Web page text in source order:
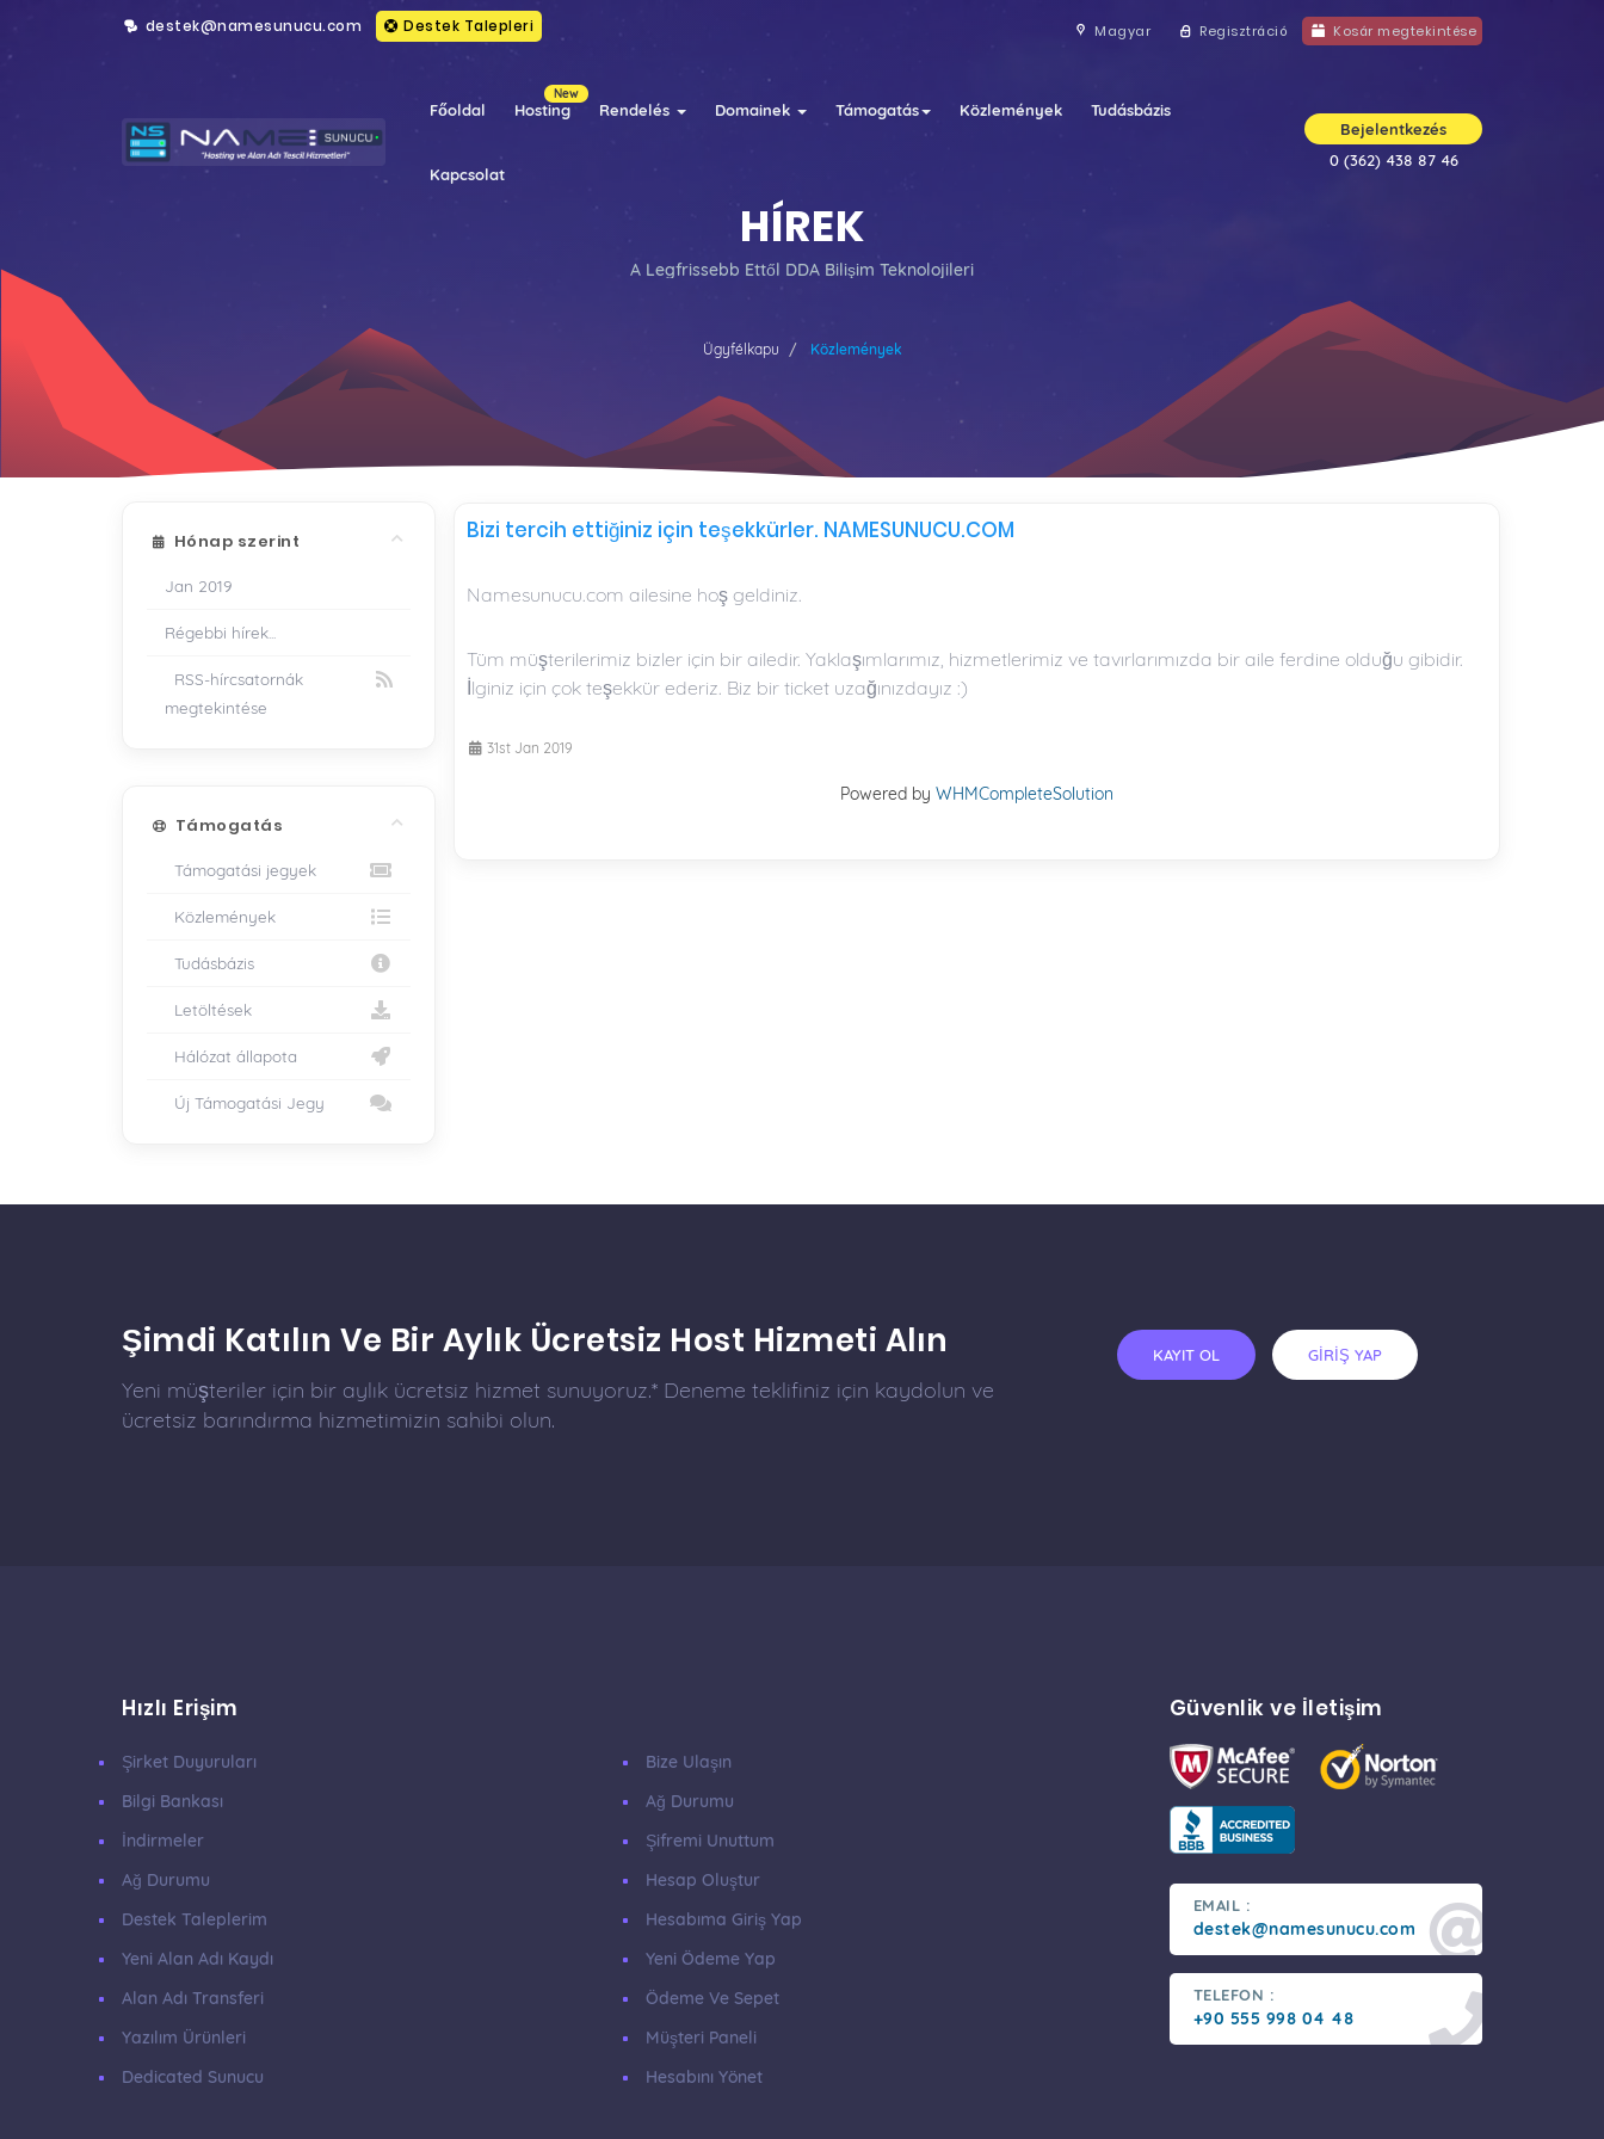
destek@namesunucu.com Destek Talepleri Magyar Regisztráció Kosár megtekintése
Főoldal Hosting
New
Rendelés Domainek Támogatás Közlemények Tudásbázis
Kapcsolat
Bejelentkezés
0 (362) 438 87 46
HÍREK
A Legfrissebb Ettől DDA Bilişim Teknolojileri
Ügyfélkapu Közlemények
Hónap szerint
Jan 2019
Régebbi hírek...
RSS-hírcsatornák
megtekintése
Bizi tercih ettiğiniz için teşekkürler. NAMESUNUCU.COM
Namesunucu.com ailesine hoş geldiniz.
Tüm müşterilerimiz bizler için bir ailedir. Yaklaşımlarımız, hizmetlerimiz ve tavırlarımızda bir aile ferdine olduğu gibidir.
İlginiz için çok teşekkür ederiz. Biz bir ticket uzağınızdayız :)
31st Jan 2019
Powered by WHMCompleteSolution
Támogatás
Támogatási jegyek
Közlemények
Tudásbázis
Letöltések
Hálózat állapota
Új Támogatási Jegy
Şimdi Katılın Ve Bir Aylık Ücretsiz Host Hizmeti Alın
Yeni müşteriler için bir aylık ücretsiz hizmet sunuyoruz.* Deneme teklifiniz için kaydolun ve
ücretsiz barındırma hizmetimizin sahibi olun.
KAYIT OL GİRİŞ YAP
Hızlı Erişim
Şirket Duyuruları
Bilgi Bankası
İndirmeler
Ağ Durumu
Destek Taleplerim
Yeni Alan Adı Kaydı
Alan Adı Transferi
Yazılım Ürünleri
Dedicated Sunucu
Bize Ulaşın
Ağ Durumu
Şifremi Unuttum
Hesap Oluştur
Hesabıma Giriş Yap
Yeni Ödeme Yap
Ödeme Ve Sepet
Müşteri Paneli
Hesabını Yönet
Güvenlik ve İletişim
EMAIL :
destek@namesunucu.com
TELEFON :
+90 555 998 04 48